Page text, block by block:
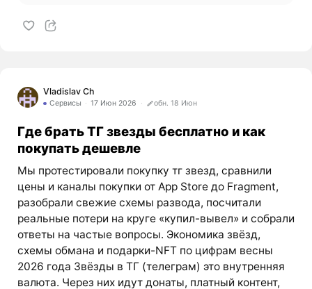
Vladislav Ch
Сервисы 17 Июн 2026 обн. 18 Июн
Где брать ТГ звезды бесплатно и как
покупать дешевле
Мы протестировали покупку тг звезд, сравнили
цены и каналы покупки от App Store до Fragment,
разобрали свежие схемы развода, посчитали
реальные потери на круге «купил-вывел» и собрали
ответы на частые вопросы. Экономика звёзд,
схемы обмана и подарки-NFT по цифрам весны
2026 года Звёзды в ТГ (телеграм) это внутренняя
валюта. Через них идут донаты, платный контент,